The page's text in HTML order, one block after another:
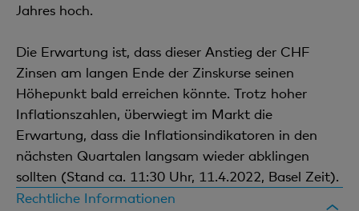
Jahres hoch.
Die Erwartung ist, dass dieser Anstieg der CHF
Zinsen am langen Ende der Zinskurse seinen
Höhepunkt bald erreichen könnte. Trotz hoher
Inflationszahlen, überwiegt im Markt die
Erwartung, dass die Inflationsindikatoren in den
nächsten Quartalen langsam wieder abklingen
sollten (Stand ca. 11:30 Uhr, 11.4.2022, Basel Zeit).
Rechtliche Informationen